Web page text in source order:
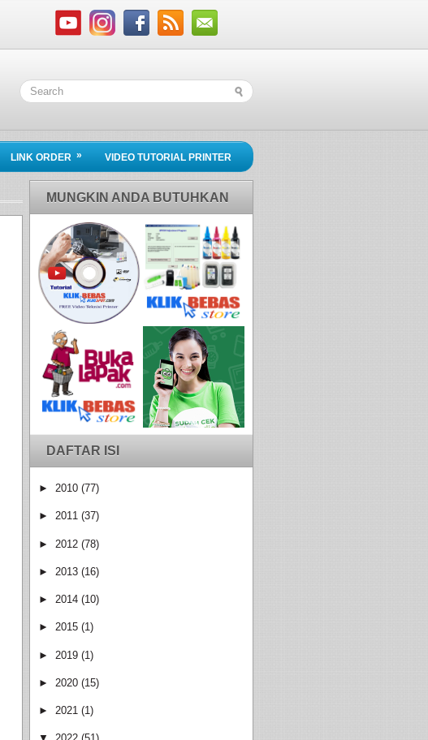
LINK ORDER » VIDEO TUTORIAL PRINTER
MUNGKIN ANDA BUTUHKAN
DAFTAR ISI
► 2010 (77)
► 2011 (37)
► 2012 (78)
► 2013 (16)
► 2014 (10)
► 2015 (1)
► 2019 (1)
► 2020 (15)
► 2021 (1)